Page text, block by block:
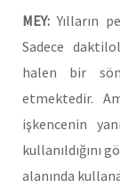
MEY:Yılların
Sadece
halen bir
etmektedir.
işkencenin
kullanıldığını
alanında